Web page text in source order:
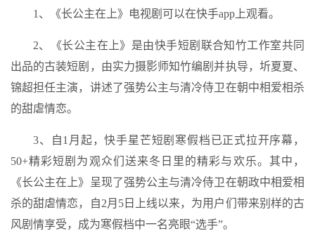
1、《长公主在上》电视剧可以在快手app上观看。
2、《长公主在上》是由快手短剧联合知竹工作室共同
出品的古装短剧，由实力摄影师知竹编剧并执导，圻夏夏、
锦超担任主演，讲述了强势公主与清冷侍卫在朝中相爱相杀
的甜虐情恋。
3、自1月起，快手星芒短剧寒假档已正式拉开序幕，
50+精彩短剧为观众们送来冬日里的精彩与欢乐。其中，
《长公主在上》呈现了强势公主与清冷侍卫在朝政中相爱相
杀的甜虐情恋，自2月5日上线以来，为用户们带来别样的古
风剧情享受，成为寒假档中一名亮眼“选手”。